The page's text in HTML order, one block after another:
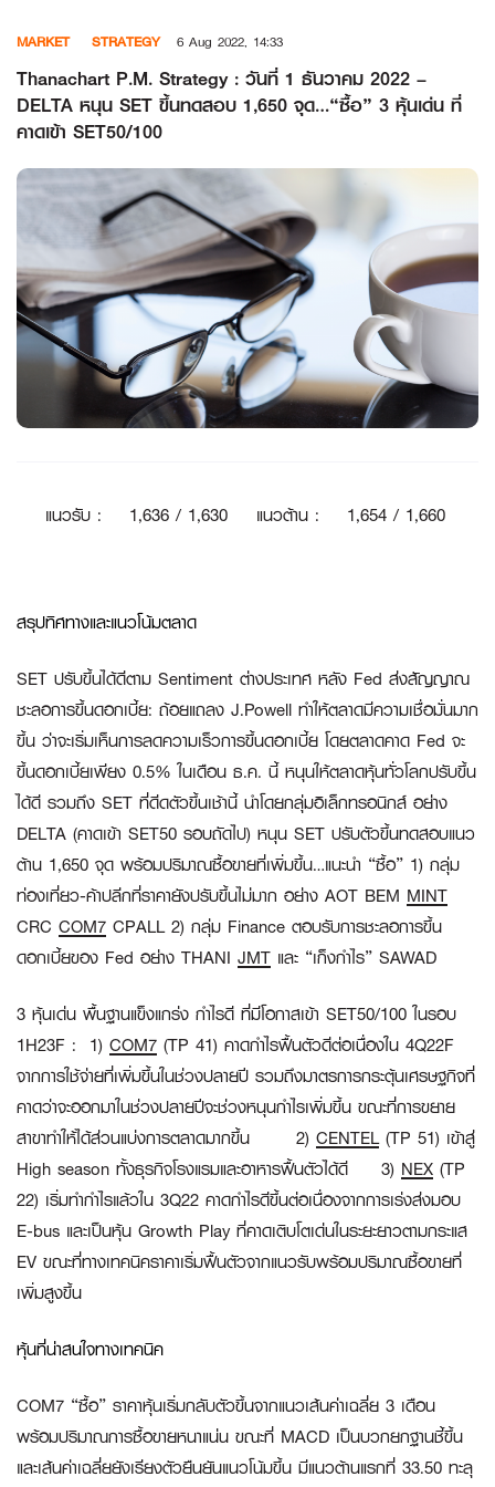
content
MARKET STRATEGY 6 Aug 2022, 14:33
Thanachart P.M. Strategy : วันที่ 1 ธันวาคม 2022 –
DELTA หนุน SET ขึ้นทดสอบ 1,650 จุด…“ซื้อ” 3 หุ้นเด่น ที่
คาดเข้า SET50/100
แนวรับ: 1,636 / 1,630 แนวต้าน : 1,654 / 1,660
สรุปทิศทางและแนวโน้มตลาด
SET ปรับขึ้นได้ดีตาม Sentiment ต่างประเทศ หลัง Fed ส่งสัญญาณ
ชะลอการขึ้นดอกเบี้ย: ถ้อยแถลง J.Powell ทำให้ตลาดมีความเชื่อมั่นมาก
ขึ้น ว่าจะเริ่มเห็นการลดความเร็วการขึ้นดอกเบี้ย โดยตลาดคาด Fed จะ
ขึ้นดอกเบี้ยเพียง 0.5% ในเดือน ธ.ค. นี้ หนุนให้ตลาดหุ้นทั่วโลกปรับขึ้น
ได้ดี รวมถึง SET ที่ดีดตัวขึ้นเช้านี้ นำโดยกลุ่มอิเล็กทรอนิกส์ อย่าง
DELTA (คาดเข้า SET50 รอบถัดไป) หนุน SET ปรับตัวขึ้นทดสอบแนว
ต้าน 1,650 จุด พร้อมปริมาณซื้อขายที่เพิ่มขึ้น…แนะนำ “ซื้อ” 1) กลุ่ม
ท่องเที่ยว-ค้าปลีกที่ราคายังปรับขึ้นไม่มาก อย่าง AOT BEM MINT
CRC COM7 CPALL 2) กลุ่ม Finance ตอบรับการชะลอการขึ้น
ดอกเบี้ยของ Fed อย่าง THANI JMT และ “เก็งกำไร” SAWAD
3 หุ้นเด่น พื้นฐานแข็งแกร่ง กำไรดี ที่มีโอกาสเข้า SET50/100 ในรอบ
1H23F : 1) COM7 (TP 41) คาดกำไรฟื้นตัวดีต่อเนื่องใน 4Q22F
จากการใช้จ่ายที่เพิ่มขึ้นในช่วงปลายปี รวมถึงมาตรการกระตุ้นเศรษฐกิจที่
คาดว่าจะออกมาในช่วงปลายปีจะช่วงหนุนกำไรเพิ่มขึ้น ขณะที่การขยาย
สาขาทำให้ได้ส่วนแบ่งการตลาดมากขึ้น 2) CENTEL(TP 51) เข้าสู่
High season ทั้งธุรกิจโรงแรมและอาหารฟื้นตัวได้ดี 3) NEX (TP
22) เริ่มทำกำไรแล้วใน 3Q22 คาดกำไรดีขึ้นต่อเนื่องจากการเร่งส่งมอบ
E-bus และเป็นหุ้น Growth Play ที่คาดเติบโตเด่นในระยะยาวตามกระแส
EV ขณะที่ทางเทคนิคราคาเริ่มฟื้นตัวจากแนวรับพร้อมปริมาณซื้อขายที่
เพิ่มสูงขึ้น
หุ้นที่น่าสนใจทางเทคนิค
COM7 “ซื้อ” ราคาหุ้นเริ่มกลับตัวขึ้นจากแนวเส้นค่าเฉลี่ย 3 เดือน
พร้อมปริมาณการซื้อขายหนาแน่น ขณะที่ MACD เป็นบวกยกฐานชี้ขึ้น
และเส้นค่าเฉลี่ยยังเรียงตัวยืนยันแนวโน้มขึ้น มีแนวต้านแรกที่ 33.50 ทะลุ